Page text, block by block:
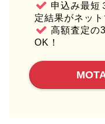
申込み最短
定結果がネット
高額査定の
OK！